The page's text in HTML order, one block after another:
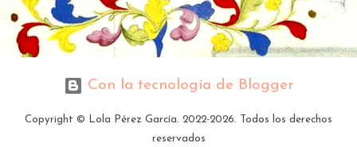
Con la tecnología de Blogger
Copyright © Lola Pérez García. 2022-2026. Todos los derechos
reservados